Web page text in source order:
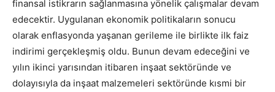
finansal istikrarın sağlanmasına yönelik çalışmalar devam
edecektir. Uygulanan ekonomik politikaların sonucu
olarak enflasyonda yaşanan gerileme ile birlikte ilk faiz
indirimi gerçekleşmiş oldu. Bunun devam edeceğini ve
yılın ikinci yarısından itibaren inşaat sektöründe ve
dolayısıyla da inşaat malzemeleri sektöründe kısmi bir